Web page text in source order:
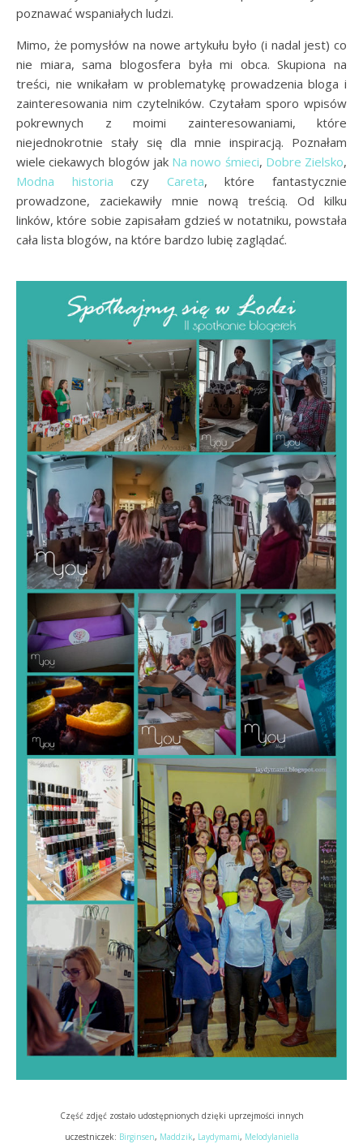
poznawać wspaniałych ludzi.
Mimo, że pomysłów na nowe artykułu było (i nadal jest) co
nie miara, sama blogosfera była mi obca. Skupiona na
treści, nie wnikałam w problematykę prowadzenia bloga i
zainteresowania nim czytelników. Czytałam sporo wpisów
pokrewnych z moimi zainteresowaniami, które
niejednokrotnie stały się dla mnie inspiracją. Poznałam
wiele ciekawych blogów jak Na nowo śmieci, Dobre Zielsko,
Modna historia czy Careta, które fantastycznie
prowadzone, zaciekawiły mnie nową treścią. Od kilku
linków, które sobie zapisałam gdzieś w notatniku, powstała
cała lista blogów, na które bardzo lubię zaglądać.
Część zdjęć zostało udostępnionych dzięki uprzejmości innych
uczestniczek: Birginsen, Maddzik, Laydymami, Melodylaniella